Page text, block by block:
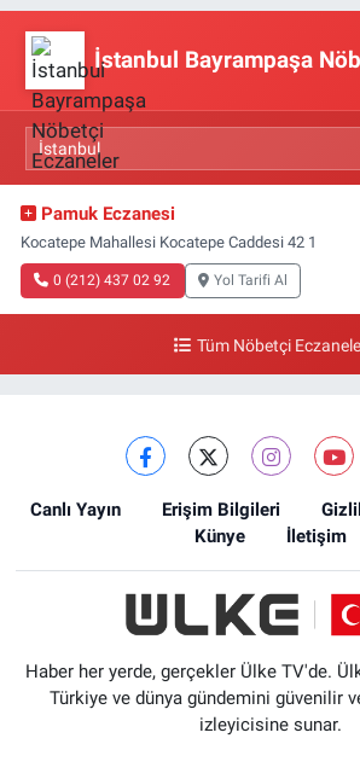
İstanbul Bayrampaşa
Pamuk Eczanesi
Kocatepe Mahallesi Kocatepe Caddesi 42 1
0 (212) 437 02 92 Yol Tarifi Al
Tüm Nöbetçi
Canlı Yayın Erişim Bilgileri
Künye
İletişim
Haber her yerde, gerçekler Ülke TV'de.
Türkiye ve dünya gündemini güvenilir
izleyicisine sunar.